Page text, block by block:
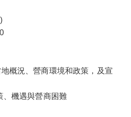
概況、營商環境和政策，及宣
、機遇與營商困難